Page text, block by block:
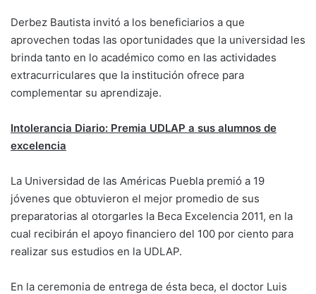
Derbez Bautista invitó a los beneficiarios a que
aprovechen todas las oportunidades que la universidad les
brinda tanto en lo académico como en las actividades
extracurriculares que la institución ofrece para
complementar su aprendizaje.
Intolerancia Diario: Premia UDLAP a sus alumnos de
excelencia
La Universidad de las Américas Puebla premió a 19
jóvenes que obtuvieron el mejor promedio de sus
preparatorias al otorgarles la Beca Excelencia 2011, en la
cual recibirán el apoyo financiero del 100 por ciento para
realizar sus estudios en la UDLAP.
En la ceremonia de entrega de ésta beca, el doctor Luis